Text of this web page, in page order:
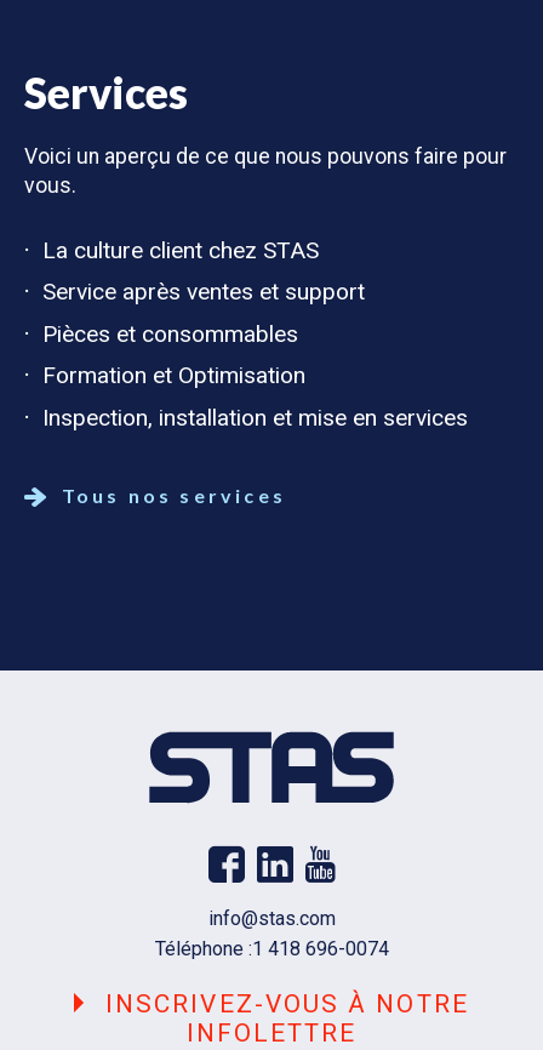
Services
Voici un aperçu de ce que nous pouvons faire pour
vous.
La culture client chez STAS
Service après ventes et support
Pièces et consommables
Formation et Optimisation
Inspection, installation et mise en services
Tous nos services
Courriel
info@stas.com
Téléphone :1 418 696-0074
INSCRIVEZ-VOUS À NOTRE
INFOLETTRE